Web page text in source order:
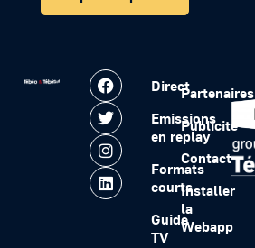
Direct
Emissions
en replay
Formats
courts
Guide
TV
Partenaires
Publicité
Contact
Installer
la
Webapp